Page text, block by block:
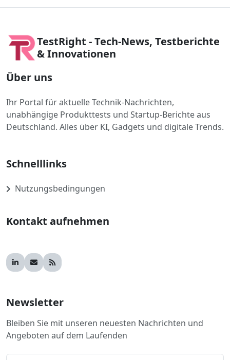
TestRight - Tech-News, Testberichte
& Innovationen
Über uns
Ihr Portal für aktuelle Technik-Nachrichten,
unabhängige Produkttests und Startup-Berichte aus
Deutschland. Alles über KI, Gadgets und digitale Trends.
Schnelllinks
Nutzungsbedingungen
Kontakt aufnehmen
Newsletter
Bleiben Sie mit unseren neuesten Nachrichten und
Angeboten auf dem Laufenden